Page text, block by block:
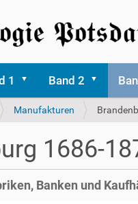
1 Band 2
Manufakturen
1686-
Banken und